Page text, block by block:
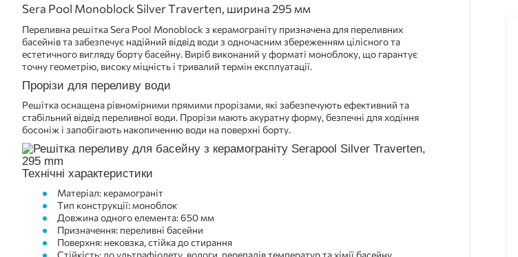
Sera Pool Monoblock Silver Traverten, ширина 295 мм
Переливна решітка Sera Pool Monoblock з керамограніту призначена для переливних
басейнів та забезпечує надійний відвід води з одночасним збереженням цілісного та
естетичного вигляду борту басейну. Виріб виконаний у форматі моноблоку, що гарантує
точну геометрію, високу міцність і тривалий термін експлуатації.
Прорізи для переливу води
Решітка оснащена рівномірними прямими прорізами, які забезпечують ефективний та
стабільний відвід переливної води. Прорізи мають акуратну форму, безпечні для ходіння
босоніж і запобігають накопиченню води на поверхні борту.
Технічні характеристики
Матеріал: керамограніт
Тип конструкції: моноблок
Довжина одного елемента: 650 мм
Призначення: переливні басейни
Поверхня: нековзка, стійка до стирання
Стійкість: до ультрафіолету, вологи, перепадів температур та хімії басейну